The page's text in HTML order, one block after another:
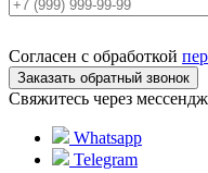
Согласен с обработкой
Свяжитесь через
Whatsapp
Telegram